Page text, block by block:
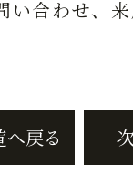
合わせ、
へ戻る